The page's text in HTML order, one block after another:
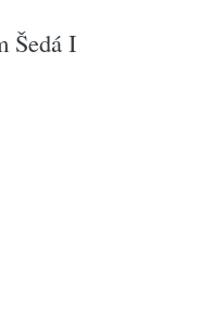
Šedá I